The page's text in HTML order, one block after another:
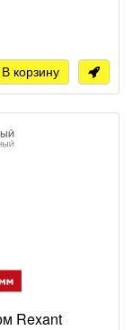
В корзину
Rexant